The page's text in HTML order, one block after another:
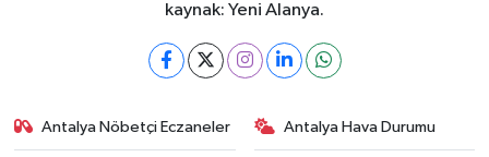
kaynak: Yeni Alanya.
Antalya Nöbetçi Eczaneler Antalya Hava Durumu